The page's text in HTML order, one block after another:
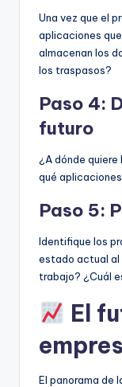
Una vez que el
aplicaciones
almacenan los
los traspasos?
Paso 4:
futuro
¿A dónde
qué
Paso 5:
Identifique los
estado actual al
trabajo? ¿Cuál
El
El panorama de